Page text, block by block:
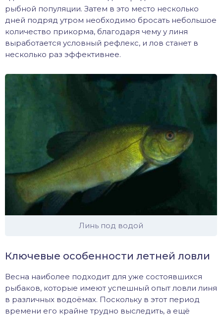
рыбной популяции. Затем в это место несколько
дней подряд утром необходимо бросать небольшое
количество прикорма, благодаря чему у линя
выработается условный рефлекс, и лов станет в
несколько раз эффективнее.
Линь под водой
Ключевые особенности летней ловли
Весна наиболее подходит для уже состоявшихся
рыбаков, которые имеют успешный опыт ловли линя
в различных водоёмах. Поскольку в этот период
времени его крайне трудно выследить, а ещё